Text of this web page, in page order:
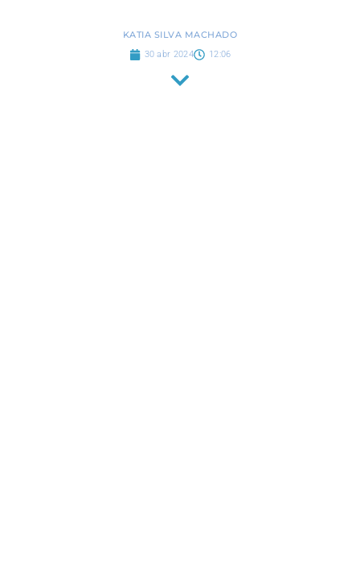
KATIA SILVA MACHADO
30 abr 2024 12:06